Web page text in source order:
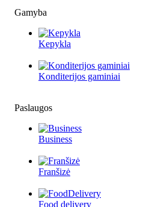
Gamyba
Kepykla
Konditerijos gaminiai
Paslaugos
Business
Franšizė
Food delivery